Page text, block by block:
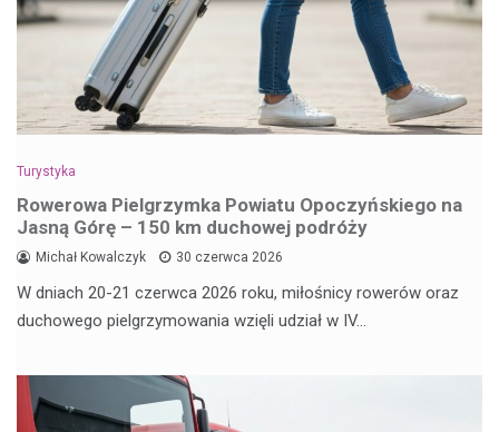
Turystyka
Rowerowa Pielgrzymka Powiatu Opoczyńskiego na
Jasną Górę – 150 km duchowej podróży
Michał Kowalczyk 30 czerwca 2026
W dniach 20-21 czerwca 2026 roku, miłośnicy rowerów oraz
duchowego pielgrzymowania wzięli udział w IV…